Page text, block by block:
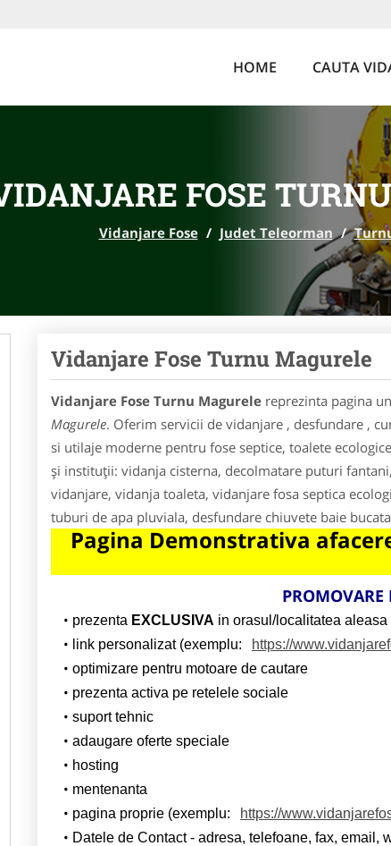
HOME CAUTA
FOSE
Vidanjare Fose / Judet Teleorman /
Vidanjare Fose Turnu Magurele
Vidanjare Fose Turnu Magurelereprezinta pagina
Magurele. Oferim servicii de vidanjare , desfundare ,
si utilaje moderne pentru fose septice, toalete
și instituții: vidanja cisterna, decolmatare puturi
vidanjare, vidanja toaleta, vidanjare fosa septica
tuburi de apa pluviala, desfundare chiuvete baie
Pagina Demonstrativa
prezenta EXCLUSIVA in orasul/localitatea
link personalizat (exemplu:
https://
optimizare pentru motoare de cautare
prezenta activa pe retelele sociale
suport tehnic
adaugare oferte speciale
hosting
mentenanta
pagina proprie (exemplu:
https://
Datele de Contact - adresa, telefoane, fax, email,